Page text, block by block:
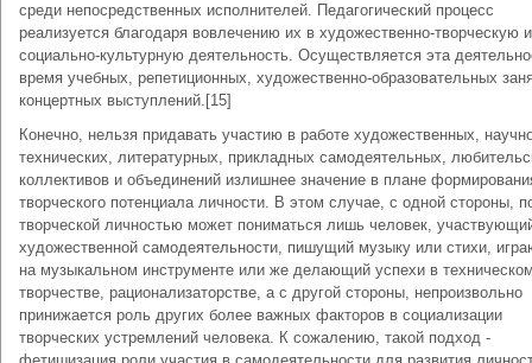
среди непосредственных исполнителей. Педагогический процесс
реализуется благодаря вовлечению их в художественно-творческую и
социально-культурную деятельность. Осуществляется эта
время учебных, репетиционных, художественно-образовательных
концертных выступлений.[15]
Конечно, нельзя придавать участию в работе художественных,
технических, литературных, прикладных самодеятельных,
коллективов и объединений излишнее значение в плане
творческого потенциала личности. В этом случае, с одной стороны,
творческой личностью может пониматься лишь человек,
художественной самодеятельности, пишущий музыку или стихи,
на музыкальном инструменте или же делающий успехи в
творчестве, рационализаторстве, а с другой стороны, непроизвольно
принижается роль других более важных факторов в социализации
творческих устремлений человека. К сожалению, такой подход -